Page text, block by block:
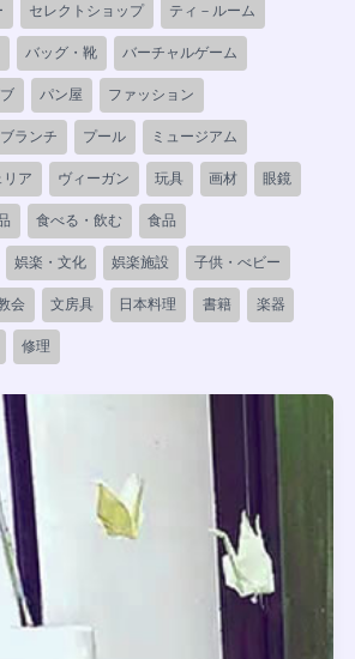
セレクトショップ ティ－ルーム
バッグ・靴 バーチャルゲーム
パン屋 ファッション
ブランチ プール ミュージアム
ア ヴィーガン 玩具 画材 眼鏡
食べる・飲む 食品
娯楽・文化 娯楽施設 子供・べビー
会 文房具 日本料理 書籍 楽器
修理